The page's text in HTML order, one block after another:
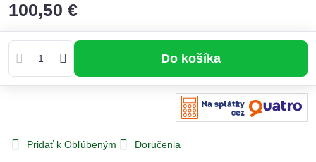
100,50 €
Do košíka
Pridať k Obľúbeným Doručenia